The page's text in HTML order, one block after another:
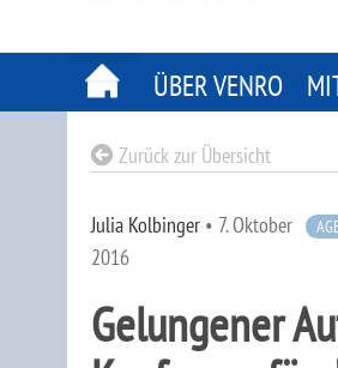
ÜBER VENRO
Zurück zur Übersicht
Julia Kolbinger • 7. Oktober
2016
Gelungener